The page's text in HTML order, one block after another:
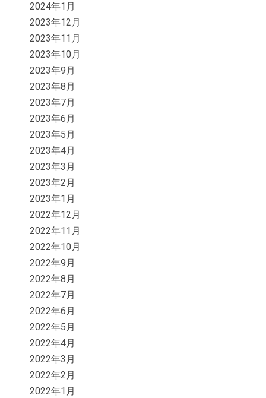
2024年1月
2023年12月
2023年11月
2023年10月
2023年9月
2023年8月
2023年7月
2023年6月
2023年5月
2023年4月
2023年3月
2023年2月
2023年1月
2022年12月
2022年11月
2022年10月
2022年9月
2022年8月
2022年7月
2022年6月
2022年5月
2022年4月
2022年3月
2022年2月
2022年1月